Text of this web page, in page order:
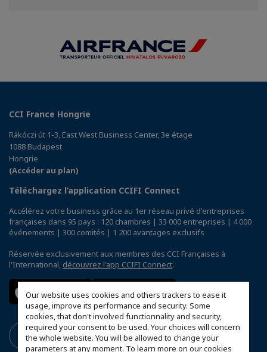
Our website uses cookies and others trackers to ease it
usage, improve its performance and security. Some
cookies, that don't involved functionnality and security,
required your consent to be used. Your choices will concern
the whole website. You will be allowed to change your
parameters at any moment. To learn more on our cookies
CCI France Hongrie
Rákóczi út 1-3, East West Business Center, 3e étage
1088 Budapest
Hongrie
(Accéder au plan)
Téléchargez l’application CCIFI Connect
Accélérez votre business grâce au 1er réseau privé d'entreprises
françaises dans 95 pays : 120 chambres | 33 000 entreprises | 4 000
événements | 300 comités | 1 200 avantages exclusifs
Réservée exclusivement aux membres des CCI Françaises à
l'International, découvrez l'app CCIFI Connect.